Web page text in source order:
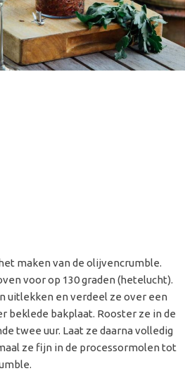
maken van de olijvencrumble.
voor op 130 graden (hetelucht).
uitlekken en verdeel ze over een
beklede bakplaat. Rooster ze in de
twee uur. Laat ze daarna volledig
ze fijn in de processormolen tot